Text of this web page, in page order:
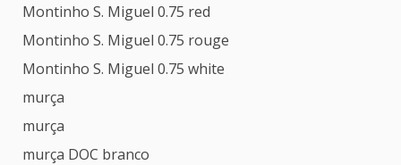
Montinho S. Miguel 0.75 red
Montinho S. Miguel 0.75 rouge
Montinho S. Miguel 0.75 white
murça
murça
murça DOC branco